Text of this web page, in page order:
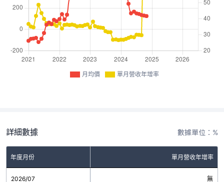
月均價 單月營收年增率
詳細數據 數據單位：%
年度月份 單月營收年增率
2026/07 無